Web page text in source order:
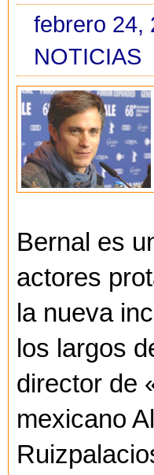
febrero 24,
NOTICIAS
Bernal es
actores
la nueva
los largos
director de
mexicano